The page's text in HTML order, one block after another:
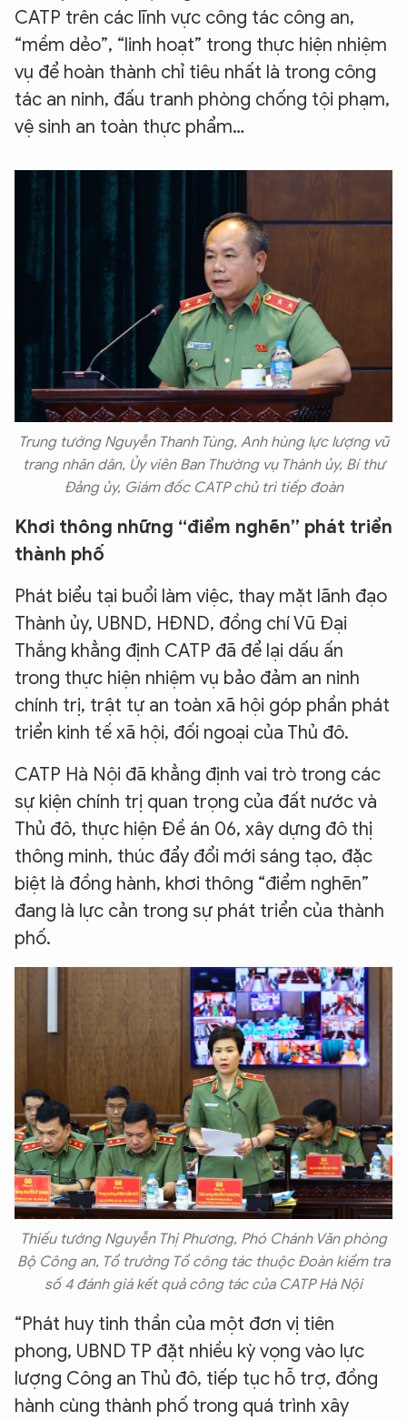
CATP trên các lĩnh vực công tác công an,
“mềm dẻo”, “linh hoạt” trong thực hiện nhiệm
vụ để hoàn thành chỉ tiêu nhất là trong công
tác an ninh, đấu tranh phòng chống tội phạm,
vệ sinh an toàn thực phẩm…
Trung tướng Nguyễn Thanh Tùng, Anh hùng lực lượng vũ
trang nhân dân, Ủy viên Ban Thường vụ Thành ủy, Bí thư
Đảng ủy, Giám đốc CATP chủ trì tiếp đoàn
Khơi thông những “điểm nghẽn” phát triển
thành phố
Phát biểu tại buổi làm việc, thay mặt lãnh đạo
Thành ủy, UBND, HĐND, đồng chí Vũ Đại
Thắng khẳng định CATP đã để lại dấu ấn
trong thực hiện nhiệm vụ bảo đảm an ninh
chính trị, trật tự an toàn xã hội góp phần phát
triển kinh tế xã hội, đối ngoại của Thủ đô.
CATP Hà Nội đã khẳng định vai trò trong các
sự kiện chính trị quan trọng của đất nước và
Thủ đô, thực hiện Đề án 06, xây dựng đô thị
thông minh, thúc đẩy đổi mới sáng tạo, đặc
biệt là đồng hành, khơi thông “điểm nghẽn”
đang là lực cản trong sự phát triển của thành
phố.
Thiếu tướng Nguyễn Thị Phương, Phó Chánh Văn phòng
Bộ Công an, Tổ trưởng Tổ công tác thuộc Đoàn kiểm tra
số 4 đánh giá kết quả công tác của CATP Hà Nội
“Phát huy tinh thần của một đơn vị tiên
phong, UBND TP đặt nhiều kỳ vọng vào lực
lượng Công an Thủ đô, tiếp tục hỗ trợ, đồng
hành cùng thành phố trong quá trình xây